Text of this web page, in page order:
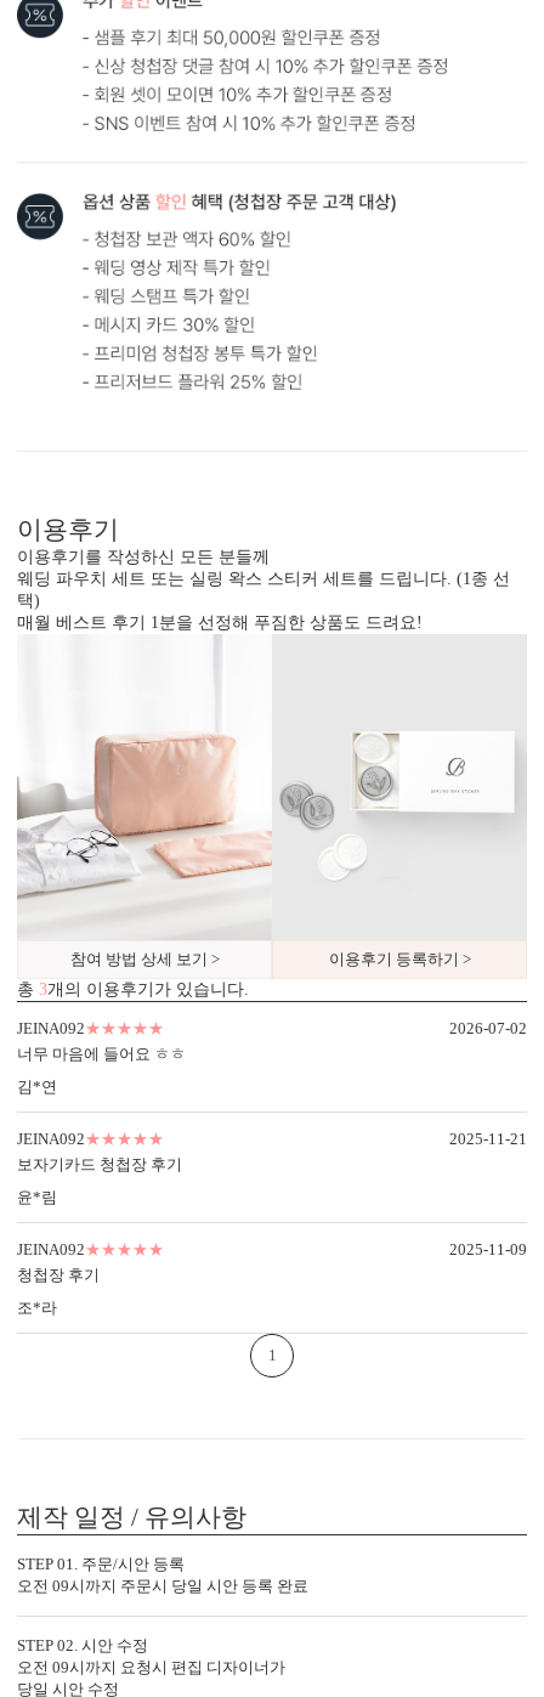
AI 업스케일링
형태 및 구성
봉합용 스티커 기본 구성입니다.
흰색 봉투를 기본으로 제공하는 카드입니다. (변경 가능)
업계최고 고평량·고탄성 수입지
엽서형은 400g, 2단형은 370g 고급
수입지를 사용해 제작됩니다.
공하며,
쇄 품질을 직접 확인해보세요.
테두리 정밀 마감
테두리를 직각 또는 라운드로 무
내용 인쇄
달력이 함께 구성되어 있어 예식일을 기억하기 쉽습니다.
이용후기
이용후기를 작성하신 모든 분들께
웨딩 파우치 세트 또는 실링 왁스 스티커 세트를 드립니다. (1종 선
택)
매월 베스트 후기 1분을 선정해 푸짐한 상품도 드려요!
참여 방법 상세 보기 >
이용후기 등록하기 >
총 3개의 이용후기가 있습니다.
JEINA092★★★★★
너무 마음에 들어요 ㅎㅎ
김*연
2026-07-02
JEINA092★★★★★
보자기카드 청첩장 후기
윤*림
2025-11-21
JEINA092★★★★★
청첩장 후기
조*라
2025-11-09
1
제작 일정 / 유의사항
STEP 01. 주문/시안 등록
오전 09시까지 주문시 당일 시안 등록 완료
STEP 02. 시안 수정
오전 09시까지 요청시 편집 디자이너가
당일 시안 수정